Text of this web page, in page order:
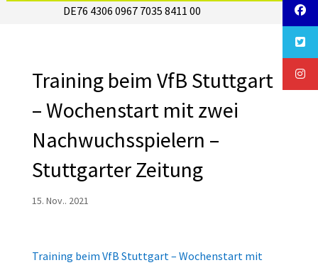
DE76 4306 0967 7035 8411 00
Training beim VfB Stuttgart
– Wochenstart mit zwei
Nachwuchsspielern –
Stuttgarter Zeitung
15. Nov.. 2021
Training beim VfB Stuttgart – Wochenstart mit